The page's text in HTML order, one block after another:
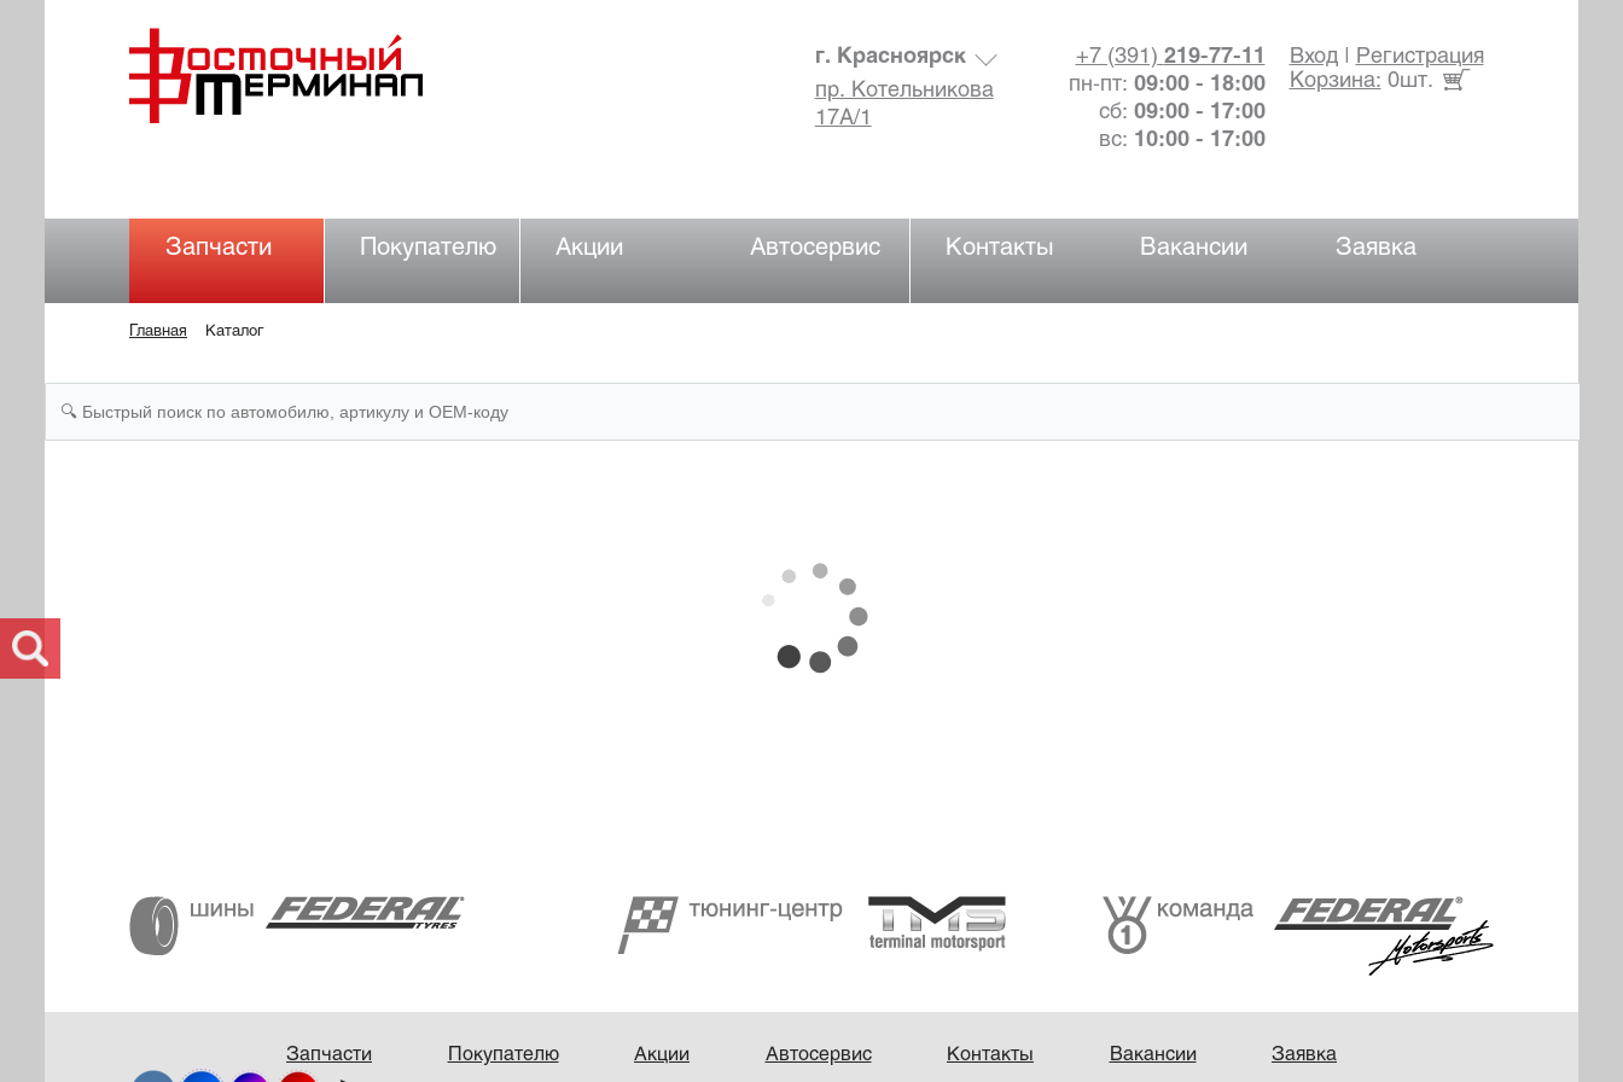
Вход|
Регистрация
Корзина: 0шт.
+7 (391) 219-77-11
пн-пт: 09:00 - 18:00
сб: 09:00 - 17:00
вс: 10:00 - 17:00
г. Красноярск
пр. Котельникова
17А/1
Запчасти Покупателю Акции Автосервис Контакты Вакансии Заявка
Главная Каталог
Запчасти Покупателю Акции Автосервис Контакты Вакансии Заявка